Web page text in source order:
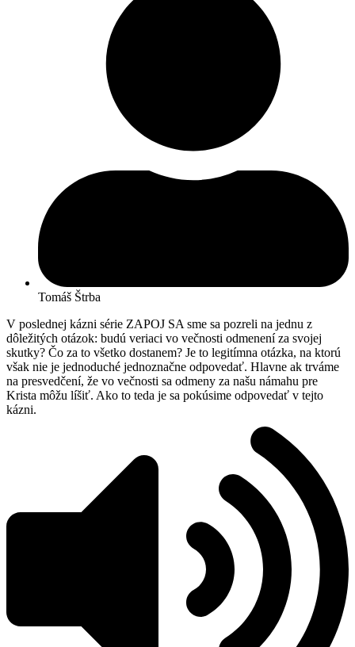
Tomáš Štrba
V poslednej kázni série ZAPOJ SA sme sa pozreli na jednu z
dôležitých otázok: budú veriaci vo večnosti odmenení za svojej
skutky? Čo za to všetko dostanem? Je to legitímna otázka, na ktorú
však nie je jednoduché jednoznačne odpovedať. Hlavne ak trváme
na presvedčení, že vo večnosti sa odmeny za našu námahu pre
Krista môžu líšiť. Ako to teda je sa pokúsime odpovedať v tejto
kázni.